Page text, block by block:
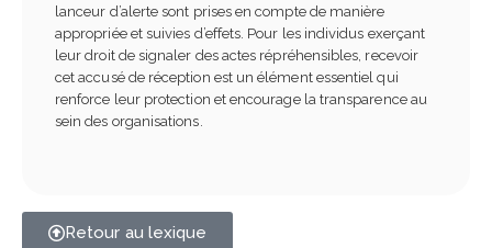
lanceur d’alerte sont prises en compte de manière
appropriée et suivies d’effets. Pour les individus exerçant
leur droit de signaler des actes répréhensibles, recevoir
cet accusé de réception est un élément essentiel qui
renforce leur protection et encourage la transparence au
sein des organisations.
Retour au lexique